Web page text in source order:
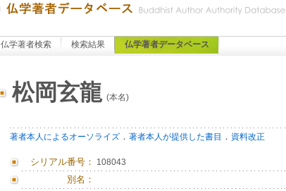
仏学著者検索 検索結果 仏学著者データベース
松岡玄龍(本名)
著者本人によるオーソライズ． 著者本人が提供した書目 ． 資料改正
シリアル番号： 108043
別名：